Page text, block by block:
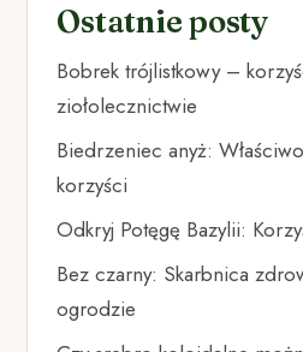
Ostatnie posty
Bobrek trójlistkowy –
ziołolecznictwie
Biedrzeniec anyż:
korzyści
Odkryj Potęgę Bazylii:
Bez czarny: Skarbnica
ogrodzie